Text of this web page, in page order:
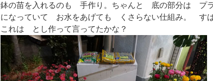
鉢の苗を入れるのも 手作り。ちゃんと 底の部分は プ
になっていて お水をあげても くさらない仕組み。 すば
これは とし作って言ってたかな？